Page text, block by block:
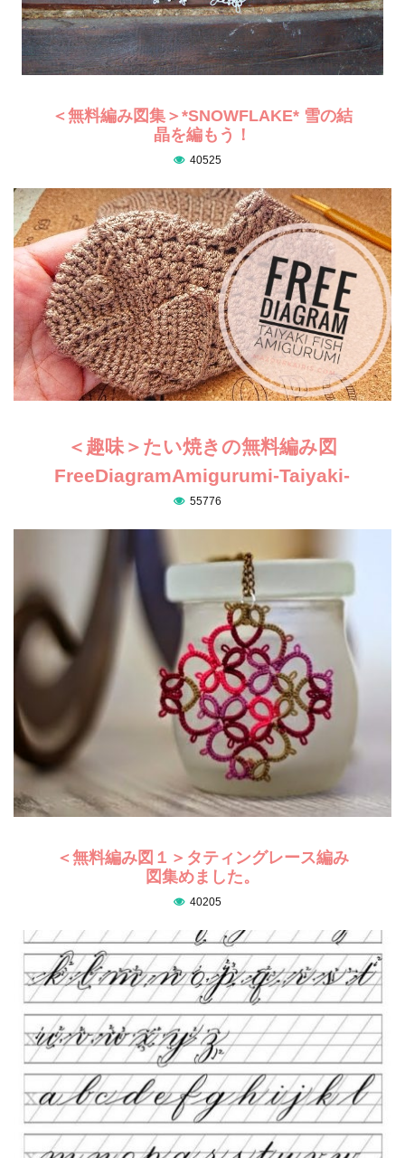
＜無料編み図集＞*SNOWFLAKE* 雪の結
晶を編もう！
40525
＜趣味＞たい焼きの無料編み図
FreeDiagramAmigurumi-Taiyaki-
55776
＜無料編み図１＞タティングレース編み
図集めました。
40205